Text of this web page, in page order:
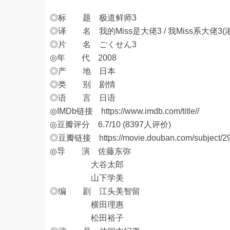
◎标 题 极道鲜师3
◎译 名 我的Miss是大佬3 / 我Miss系大佬3(
◎片 名 ごくせん3
◎年 代 2008
◎产 地 日本
◎类 别 剧情
◎语 言 日语
◎IMDb链接
https://www.imdb.com/title//
◎豆瓣评分 6.7/10 (8397人评价)
◎豆瓣链接
https://movie.douban.com/subject/
◎导 演 佐藤东弥
大谷太郎
山下学美
◎编 剧 江头美智留
横田理惠
松田裕子